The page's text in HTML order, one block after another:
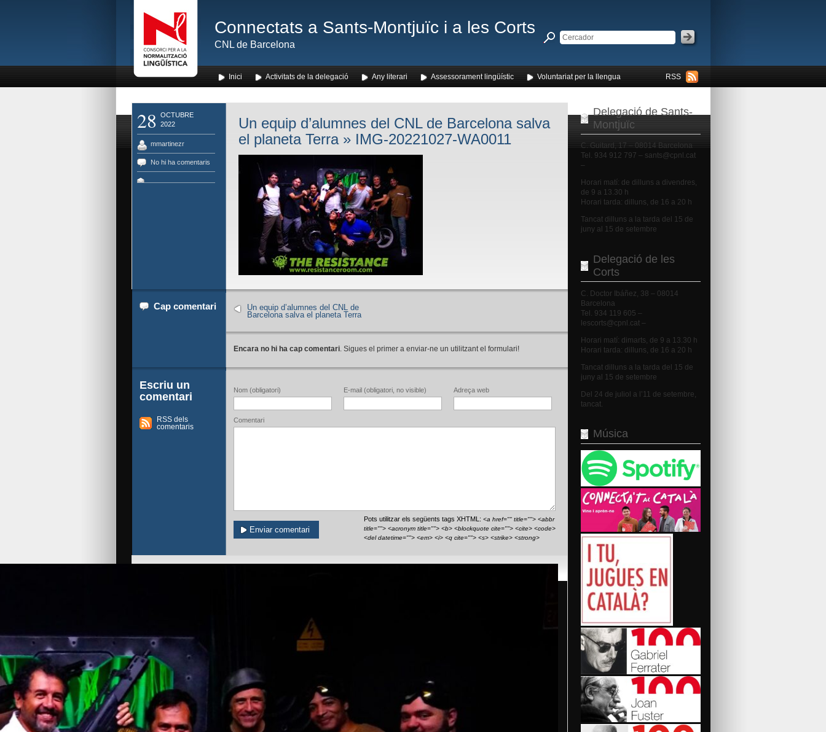
Connectats a Sants-Montjuïc i a les Corts
CNL de Barcelona
RSS
Inici Activitats de la delegació Any literari Assessorament lingüístic Voluntariat per la llengua
28
OCTUBRE
2022
mmartinezr
No hi ha comentaris
Un equip d’alumnes del CNL de Barcelona salva
el planeta Terra» IMG-20221027-WA0011
Cap comentari
Un equip d’alumnes del CNL de
Barcelona salva el planeta Terra
Encara no hi ha cap comentari. Sigues el primer a enviar-ne un utilitzant el formulari!
Escriu un
comentari
RSS dels
comentaris
Nom (obligatori) E-mail (obligatori, no visible) Adreça web
Comentari
Pots utilitzar els següents tags XHTML:<a href="" title=""> <abbr
title=""> <acronym title=""> <b> <blockquote cite=""> <cite> <code>
<del datetime=""> <em> <i> <q cite=""> <s> <strike> <strong>
Delegació de Sants-
Montjuïc
C. Guitard, 17 – 08014 Barcelona
Tel. 934 912 797 – sants@cpnl.cat
–
Horari matí: de dilluns a divendres,
de 9 a 13.30 h
Horari tarda: dilluns, de 16 a 20 h
Tancat dilluns a la tarda del 15 de
juny al 15 de setembre
Delegació de les
Corts
C. Doctor Ibáñez, 38 – 08014
Barcelona
Tel. 934 119 605 –
lescorts@cpnl.cat –
Horari matí: dimarts, de 9 a 13.30 h
Horari tarda: dilluns, de 16 a 20 h
Tancat dilluns a la tarda del 15 de
juny al 15 de setembre
Del 24 de juliol a l’11 de setembre,
tancat.
Música